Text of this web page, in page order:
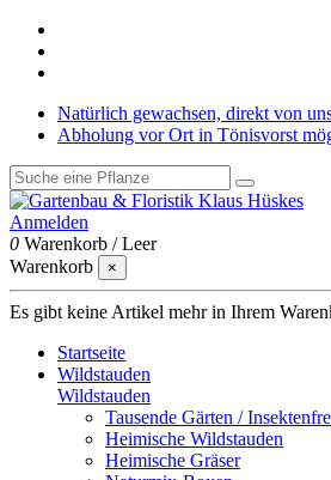
Natürlich gewachsen, direkt von
Abholung vor Ort in Tönisvorst
Anmelden
0 Warenkorb /Leer
Warenkorb
×
Es gibt keine Artikel mehr in Ihrem
Startseite
Wildstauden
Wildstauden
Tausende Gärten /
Heimische Wildstauden
Heimische Gräser